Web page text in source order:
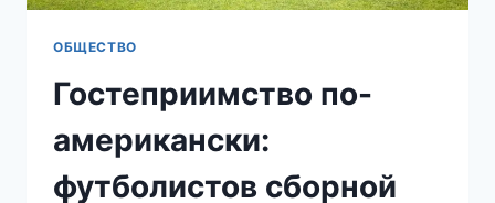
ОБЩЕСТВО
Гостеприимство по-
американски:
футболистов сборной